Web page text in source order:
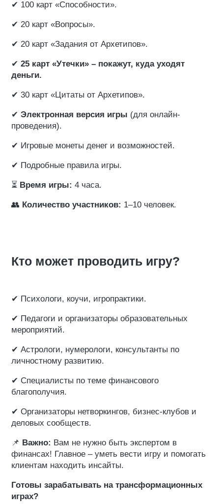
✔ 100 карт «Способности».
✔ 20 карт «Вопросы».
✔ 20 карт «Задания от Архетипов».
✔ 25 карт «Утечки» – покажут, куда уходят
деньги.
✔ 30 карт «Цитаты от Архетипов».
✔ Электронная версия игры (для онлайн-
проведения).
✔ Игровые монеты денег и возможностей.
✔ Подробные правила игры.
⏳ Время игры: 4 часа.
👥 Количество участников: 1–10 человек.
Кто может проводить игру?
✔ Психологи, коучи, игропрактики.
✔ Педагоги и организаторы образовательных
мероприятий.
✔ Астрологи, нумерологи, консультанты по
личностному развитию.
✔ Специалисты по теме финансового
благополучия.
✔ Организаторы нетворкингов, бизнес-клубов и
деловых сообществ.
📌 Важно: Вам не нужно быть экспертом в
финансах! Главное – уметь вести игру и помогать
клиентам находить инсайты.
Готовы зарабатывать на трансформационных
играх?